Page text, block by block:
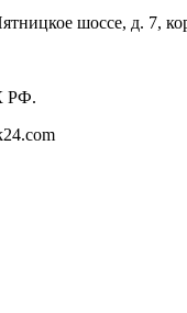
шоссе, д. 7,
РФ.